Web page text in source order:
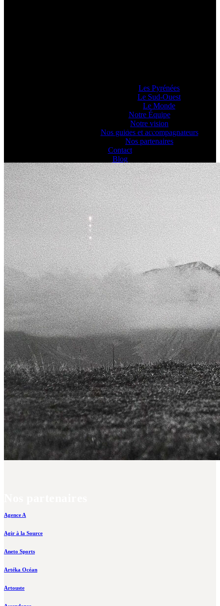
Les Pyrénées
Le Sud-Ouest
Le Monde
Notre Équipe
Notre vision
Nos guides et accompagnateurs
Nos partenaires
Contact
Blog
Nos partenaires | Pyrénéance - Agence de voyages réceptive
Agence A
Agir à la Source
Aneto Sports
Artéka Océan
Artouste